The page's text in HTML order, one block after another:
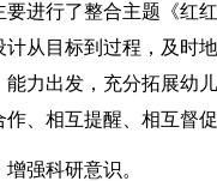
要进行了整合主题《红
从目标到过程，及时
能力出发，充分拓展幼
、相互提醒、相互督
强科研意识。